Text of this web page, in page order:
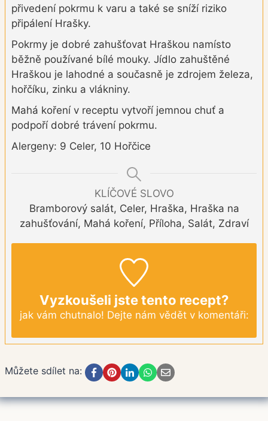
přivedení pokrmu k varu a také se sníží riziko
připálení Hrašky.
Pokrmy je dobré zahušťovat Hraškou namísto
běžně používané bílé mouky. Jídlo zahuštěné
Hraškou je lahodné a současně je zdrojem železa,
hořčíku, zinku a vlákniny.
Mahá koření v receptu vytvoří jemnou chuť a
podpoří dobré trávení pokrmu.
Alergeny: 9 Celer, 10 Hořčice
KLÍČOVÉ SLOVO
Bramborový salát, Celer, Hraška, Hraška na
zahušťování, Mahá koření, Příloha, Salát, Zdraví
Vyzkoušeli jste tento recept?
jak vám chutnalo! Dejte nám vědět v komentáři:
Můžete sdílet na: